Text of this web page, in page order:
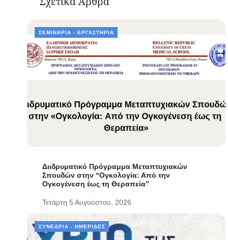
ΣΕΜΙΝΆΡΙΑ - ΕΡΓΑΣΤΉΡΙΑ
Διιδρυματικό Πρόγραμμα Μεταπτυχιακών
Σπουδών στην “Ογκολογία: Από την
Ογκογένεση έως τη Θεραπεία”
Τετάρτη 5 Αυγούστου, 2026
ΣΥΝΈΔΡΙΑ - ΗΜΕΡΊΔΕΣ